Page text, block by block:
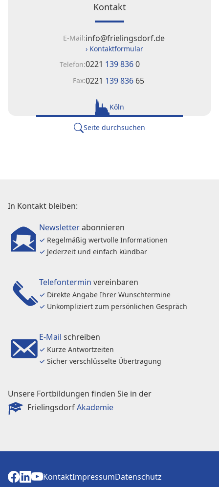
Kontakt
Kontakt
E-Mail:info@frielingsdorf.de
› Kontaktformular
Telefon:0221 139 8360
Fax:0221 139 836 65
Köln
Seite durchsuchen
In Kontakt bleiben:
Newsletterabonnieren
✓ Regelmäßig wertvolle Informationen
✓ Jederzeit und einfach kündbar
Telefontermin vereinbaren
✓ Direkte Angabe Ihrer Wunschtermine
✓ Unkompliziert zum persönlichen Gespräch
E-Mail schreiben
✓ Kurze Antwortzeiten
✓ Sicher verschlüsselte Übertragung
Unsere Fortbildungen finden Sie in der
FrielingsdorfAkademie
KontaktImpressumDatenschutz